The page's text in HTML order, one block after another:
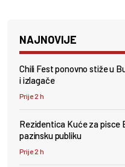
NAJNOVIJE
Chili Fest ponovno stiže u
i izlagače
Prije 2 h
Rezidentica Kuće za pisce
pazinsku publiku
Prije 2 h